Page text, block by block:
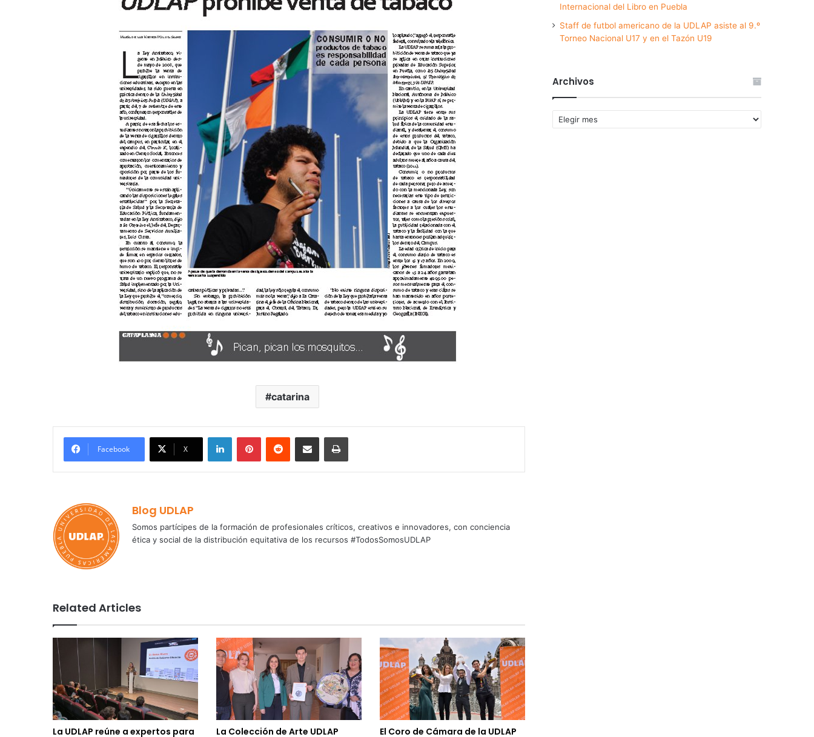
catarina
Facebook X
LinkedInPinterestReddit Share via Email Print
Blog UDLAP
Somos partícipes de la formación de profesionales críticos, creativos e innovadores, con conciencia
ética y social de la distribución equitativa de los recursos #TodosSomosUDLAP
Related Articles
La UDLAP reúne a expertos para
La Colección de Arte UDLAP
El Coro de Cámara de la UDLAP
Internacional del Libro en Puebla
Staff de futbol americano de la UDLAP asiste al 9.º
Torneo Nacional U17 y en el Tazón U19
Archivos
Archivos